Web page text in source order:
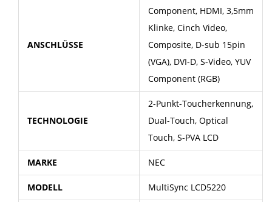
ANSCHLÜSSE
Component, HDMI, 3,5mm
Klinke, Cinch Video,
Composite, D-sub 15pin
(VGA), DVI-D, S-Video, YUV
Component (RGB)
TECHNOLOGIE
2-Punkt-Toucherkennung,
Dual-Touch, Optical
Touch, S-PVA LCD
MARKE NEC
MODELL MultiSync LCD5220